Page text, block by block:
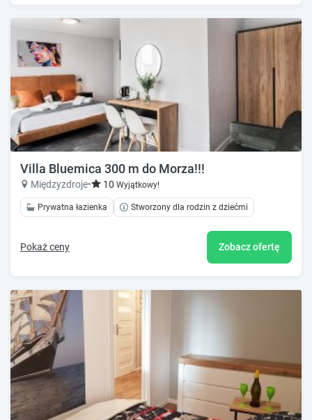
Villa Bluemica 300 m do Morza!!!
Międzyzdroje• 10 Wyjątkowy!
Prywatna łazienka Stworzony dla rodzin z dziećmi
Pokaż ceny Zobacz ofertę